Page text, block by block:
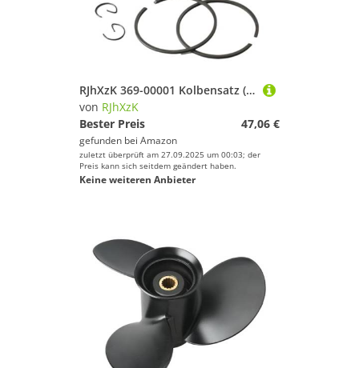
RJhXzK 369-00001 Kolbensatz (Std.) passend for T-HATSU 2-Takt-Außenbordmotor M5 5 PS mit Clip und Stift 369-00001-0 351-00011-0 55 MM
von RJhXzK
Bester Preis
47,06 €
gefunden bei Amazon
zuletzt überprüft am 27.09.2025 um 00:03; der
Preis kann sich seitdem geändert haben.
Keine weiteren Anbieter